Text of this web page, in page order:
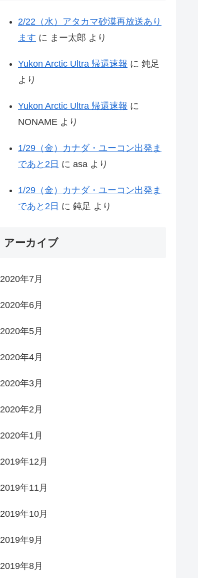
2/22（水）アタカマ砂漠再放送あり
ます に まー太郎 より
Yukon Arctic Ultra 帰還速報 に 鈍足
より
Yukon Arctic Ultra 帰還速報 に
NONAME より
1/29（金）カナダ・ユーコン出発ま
であと2日 に asa より
1/29（金）カナダ・ユーコン出発ま
であと2日 に 鈍足 より
アーカイブ
2020年7月
2020年6月
2020年5月
2020年4月
2020年3月
2020年2月
2020年1月
2019年12月
2019年11月
2019年10月
2019年9月
2019年8月